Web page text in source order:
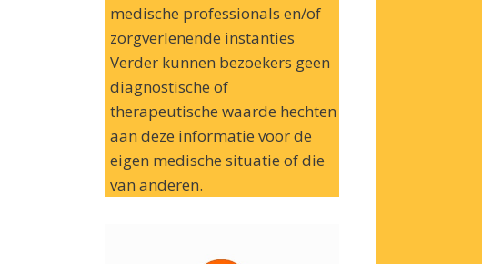
medische professionals en/of
zorgverlenende instanties
Verder kunnen bezoekers geen
diagnostische of
therapeutische waarde hechten
aan deze informatie voor de
eigen medische situatie of die
van anderen.